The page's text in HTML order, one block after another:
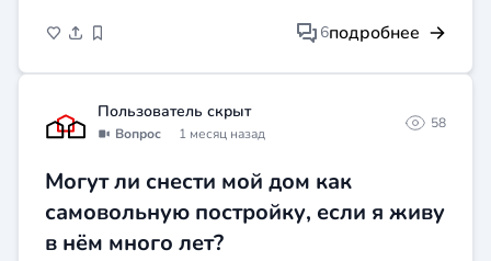
6подробнее
Пользователь скрыт
Вопрос 1 месяц назад
58
Могут ли снести мой дом как
самовольную постройку, если я живу
в нём много лет?